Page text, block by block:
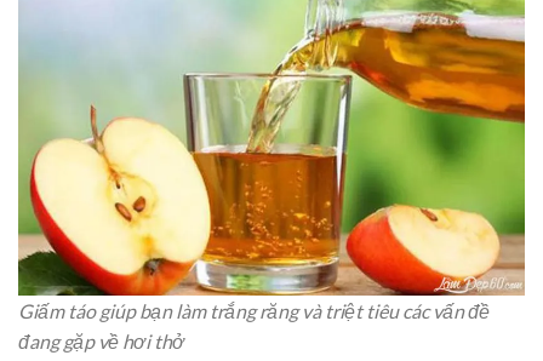
Giấm táo giúp bạn làm trắng răng và triệt tiêu các vấn đề
đang gặp về hơi thở